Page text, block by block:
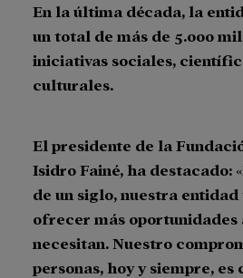
En la última década, la
un total de más de 5.000
iniciativas sociales,
culturales.
El presidente de la
Isidro Fainé, ha destacado:
de un siglo, nuestra
ofrecer más oportunidades
necesitan. Nuestro
personas, hoy y siempre, es